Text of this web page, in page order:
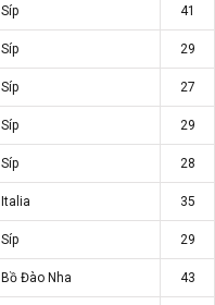
Síp 41
Síp 29
Síp 27
Síp 29
Síp 28
Italia 35
Síp 29
Bồ Đào Nha 43